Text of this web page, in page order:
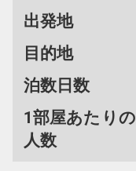
出発地
目的地
泊数日数
1部屋あたりの
人数